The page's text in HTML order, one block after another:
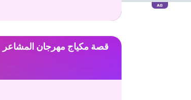
قصة مكياج مهرجان المشاعر